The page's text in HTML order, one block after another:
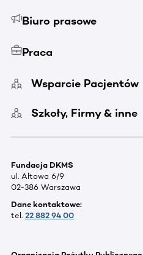
Biuro prasowe
Praca
Wsparcie Pacjentów
Szkoły, Firmy & inne
Fundacja DKMS
ul. Altowa 6/9
02-386 Warszawa
Dane kontaktowe:
tel. 22 882 94 00